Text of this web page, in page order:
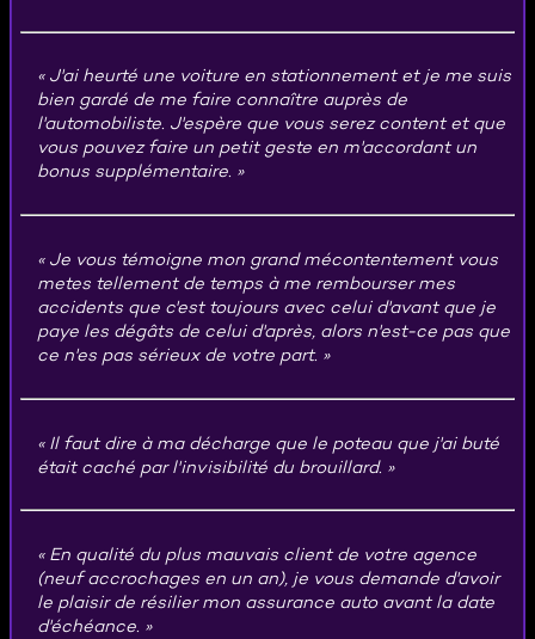
J'ai heurté une voiture en stationnement et je me suis
bien gardé de me faire connaître auprès de
l'automobiliste. J'espère que vous serez content et que
vous pouvez faire un petit geste en m'accordant un
bonus supplémentaire.
Je vous témoigne mon grand mécontentement vous
metes tellement de temps à me rembourser mes
accidents que c'est toujours avec celui d'avant que je
paye les dégâts de celui d'après, alors n'est-ce pas que
ce n'es pas sérieux de votre part.
Il faut dire à ma décharge que le poteau que j'ai buté
était caché par l'invisibilité du brouillard.
En qualité du plus mauvais client de votre agence
(neuf accrochages en un an), je vous demande d'avoir
le plaisir de résilier mon assurance auto avant la date
d'échéance.